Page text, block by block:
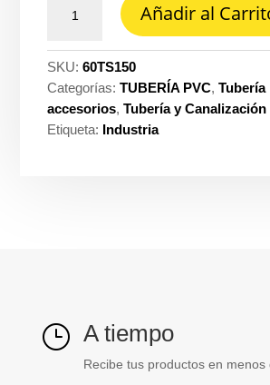
SCH40
1.1/2''
X3
metros
Añadir al
SKU:60TS150
Categorías:TUBERÍA PVC,Tubería
accesorios,Tubería y Canalización
Etiqueta: Industria
} A tiempo
Recibe tus productos en menos